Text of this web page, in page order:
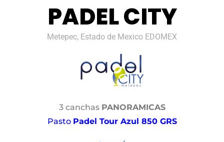
PADEL CITY
Metepec, Estado de Mexico EDOMEX
3 canchas PANORAMICAS
Pasto Padel Tour Azul 850 GRS